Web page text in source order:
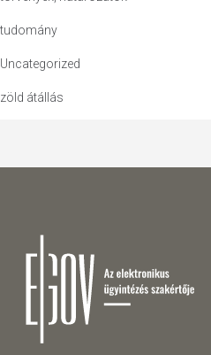
tudomány
Uncategorized
zöld átállás